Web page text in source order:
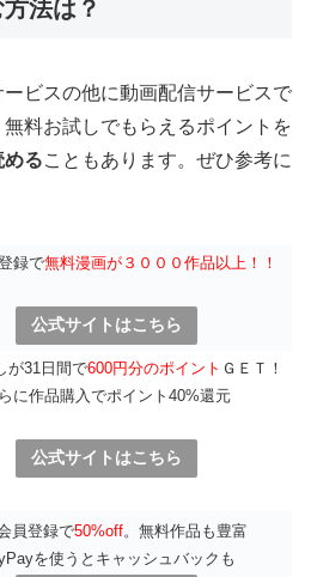
法は？
ビスの他に動画配信サービスで
料お試しでもらえるポイントを
めることもあります。ぜひ参考に
録で無料漫画が３０００作品以上！！
公式サイトはこちら
が31日間で600円分のポイント ＧＥＴ！
に作品購入でポイント40%還元
公式サイトはこちら
員登録で50%off。無料作品も豊富
を使うとキャッシュバックも